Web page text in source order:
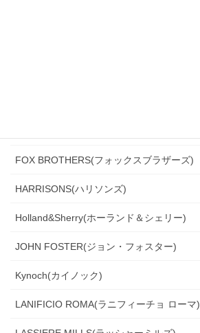
FOX BROTHERS(フォックスブラザーズ)
HARRISONS(ハリソンズ)
Holland&Sherry(ホーランド＆シェリー)
JOHN FOSTER(ジョン・フォスター)
Kynoch(カイノック)
LANIFICIO ROMA(ラニフィーチョ ローマ)